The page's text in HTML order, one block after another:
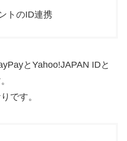
トのID連携
とYahoo!JAPAN IDと
です。